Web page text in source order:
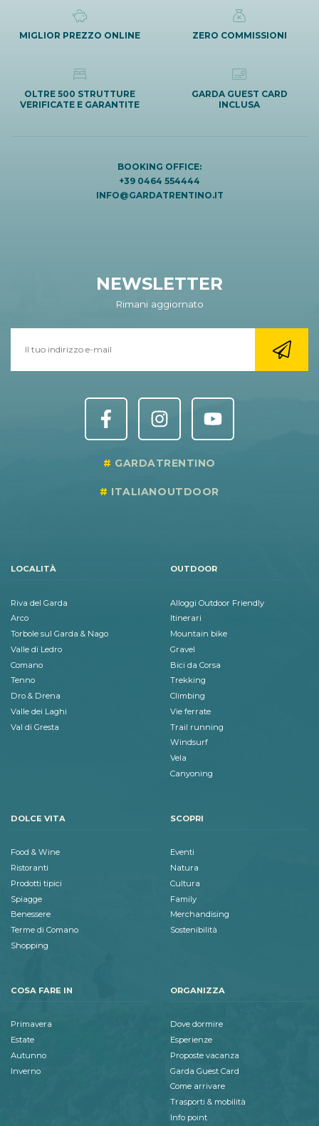
MIGLIOR PREZZO ONLINE ZERO COMMISSIONI
OLTRE 500 STRUTTURE
VERIFICATE E GARANTITE
GARDA GUEST CARD
INCLUSA
BOOKING OFFICE:
+39 0464 554444
INFO@GARDATRENTINO.IT
NEWSLETTER
Rimani aggiornato
GARDATRENTINO
ITALIANOUTDOOR
LOCALITÀ
Riva del Garda
Arco
Torbole sul Garda & Nago
Valle di Ledro
Comano
Tenno
Dro & Drena
Valle dei Laghi
Val di Gresta
OUTDOOR
Alloggi Outdoor Friendly
Itinerari
Mountain bike
Gravel
Bici da Corsa
Trekking
Climbing
Vie ferrate
Trail running
Windsurf
Vela
Canyoning
DOLCE VITA
Food & Wine
Ristoranti
Prodotti tipici
Spiagge
Benessere
Terme di Comano
Shopping
SCOPRI
Eventi
Natura
Cultura
Family
Merchandising
Sostenibilità
COSA FARE IN
Primavera
Estate
Autunno
Inverno
ORGANIZZA
Dove dormire
Esperienze
Proposte vacanza
Garda Guest Card
Come arrivare
Trasporti & mobilità
Info point